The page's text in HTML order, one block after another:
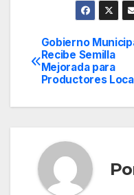
de
entradas
Gobierno
Recibe Semilla
Mejorada para
Productores